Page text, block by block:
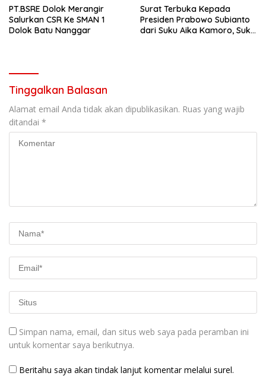
PT.BSRE Dolok Merangir
Salurkan CSR Ke SMAN 1
Dolok Batu Nanggar
Surat Terbuka Kepada
Presiden Prabowo Subianto
dari Suku Aika Kamoro, Suku
Tinggalkan Balasan
Alamat email Anda tidak akan dipublikasikan. Ruas yang wajib
ditandai *
Simpan nama, email, dan situs web saya pada peramban ini
untuk komentar saya berikutnya.
Beritahu saya akan tindak lanjut komentar melalui surel.